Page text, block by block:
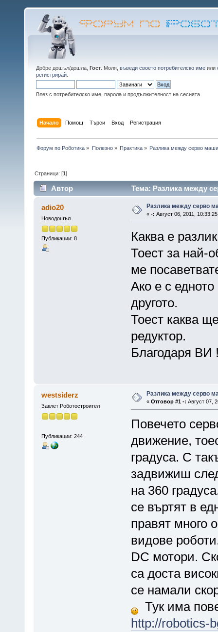
Добре дошъл/дошла, Гост . Моля, въведи своето потребителско име или
регистрирай
Влез с потребителско име, парола и продължителност на сесията
Начало Помощ Търси Вход Регистрация
Форум по Роботика » Полезно» Практика» Разлика между серво
Страници: [1]
Автор Тема: Разлика между
adio20
Новодошъл
Публикации: 8
Разлика между серво
« -: Август 06, 2011,
Каква е
Тоест за най-
ме
Ако е с
другото.
Тоест каква
редуктор.
Благодаря ВИ
westsiderz
Заклет Роботостроител
Публикации: 244
Разлика между серво
« Отговор #1 -: Август 07,
Повечето
движение,
градуса. С
задвижиш
на 360
се въртят в
правят много
видове
DC мотори.
са доста
се намали
Тук има
http://robotics-